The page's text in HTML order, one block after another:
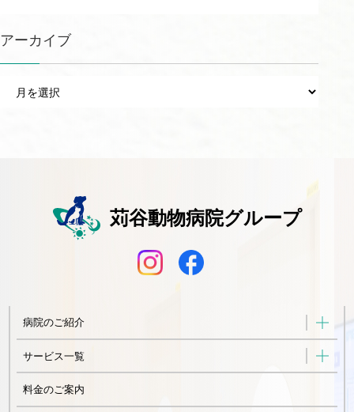
アーカイブ
苅谷動物病院グループ
病院のご紹介
サービス一覧
料金のご案内